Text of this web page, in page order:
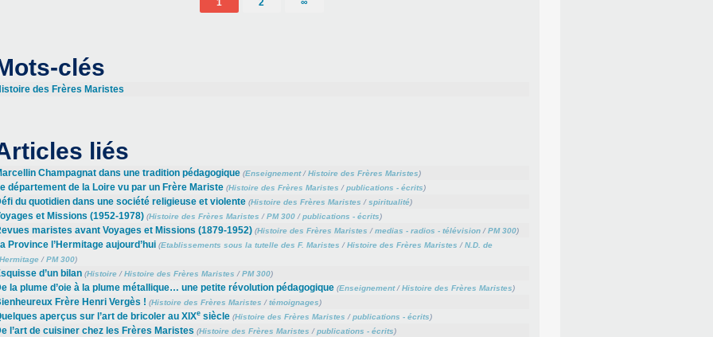
1 2 ∞
clés
des Frères Maristes
liés
Champagnat dans une tradition pédagogique (Enseignement/Histoire des Frères Maristes)
département de la Loire vu par un Frère Mariste (Histoire des Frères Maristes /publications - écrits)
du quotidien dans une société religieuse et violente (Histoire des Frères Maristes / spiritualité)
et Missions (1952-1978) (Histoire des Frères Maristes /PM 300/publications - écrits)
maristes avant Voyages et Missions (1879-1952) (Histoire des Frères Maristes /medias - radios - télévision/PM 300)
Province l’Hermitage aujourd’hui (Etablissements sous la tutelle des F. Maristes /Histoire des Frères Maristes /N.D. de
/PM 300)
d’un bilan (Histoire/Histoire des Frères Maristes /PM 300)
la plume d’oie à la plume métallique… une petite révolution pédagogique (Enseignement/Histoire des Frères Maristes)
Frère Henri Vergès ! (Histoire des Frères Maristes /témoignages)
aperçus sur l’art de bricoler au XIXesiècle (Histoire des Frères Maristes /publications - écrits)
l’art de cuisiner chez les Frères Maristes (Histoire des Frères Maristes /publications - écrits)